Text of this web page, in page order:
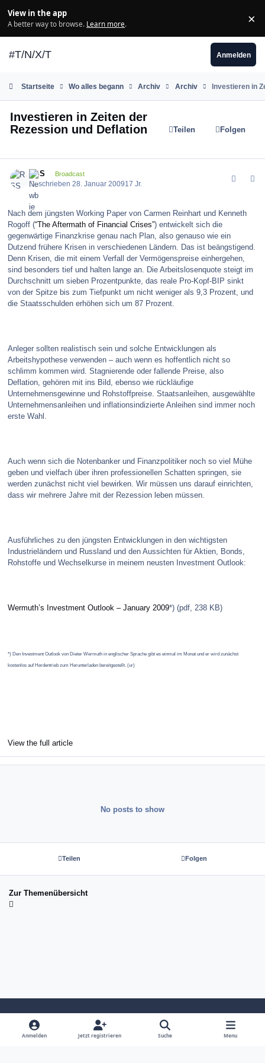
View in the app
A better way to browse. Learn more. ×
#T/N/X/T Anmelden
Startseite Wo alles begann Archiv Archiv Investieren in
Investieren in Zeiten der
Rezession und Deflation
Teilen Folgen
RSS Broadcast
Geschrieben28. Januar 200917 Jr.
Nach dem jüngsten Working Paper von Carmen Reinhart und Kenneth
Rogoff (“The Aftermath of Financial Crises”) entwickelt sich die
gegenwärtige Finanzkrise genau nach Plan, also genauso wie ein
Dutzend frühere Krisen in verschiedenen Ländern. Das ist beängstigend.
Denn Krisen, die mit einem Verfall der Vermögenspreise einhergehen,
sind besonders tief und halten lange an. Die Arbeitslosenquote steigt im
Durchschnitt um sieben Prozentpunkte, das reale Pro-Kopf-BIP sinkt
von der Spitze bis zum Tiefpunkt um nicht weniger als 9,3 Prozent, und
die Staatsschulden erhöhen sich um 87 Prozent.
Anleger sollten realistisch sein und solche Entwicklungen als
Arbeitshypothese verwenden – auch wenn es hoffentlich nicht so
schlimm kommen wird. Stagnierende oder fallende Preise, also
Deflation, gehören mit ins Bild, ebenso wie rückläufige
Unternehmensgewinne und Rohstoffpreise. Staatsanleihen, ausgewählte
Unternehmensanleihen und inflationsindizierte Anleihen sind immer noch
erste Wahl.
Auch wenn sich die Notenbanker und Finanzpolitiker noch so viel Mühe
geben und vielfach über ihren professionellen Schatten springen, sie
werden zunächst nicht viel bewirken. Wir müssen uns darauf einrichten,
dass wir mehrere Jahre mit der Rezession leben müssen.
Ausführliches zu den jüngsten Entwicklungen in den wichtigsten
Industrieländern und Russland und den Aussichten für Aktien, Bonds,
Rohstoffe und Wechselkurse in meinem neusten Investment Outlook:
Wermuth’s Investment Outlook – January 2009*) (pdf, 238 KB)
*) Den Investment Outlook von Dieter Wermuth in englischer Sprache gibt es einmal im Monat und er wird zunächst
kostenlos auf Herdentrieb zum Herunterladen bereitgestellt. (ur)
View the full article
No posts to show
Teilen Folgen
Zur Themenübersicht
Light ModeDark ModeSystem Preference
Anmelden Jetzt registrieren Suche Menu